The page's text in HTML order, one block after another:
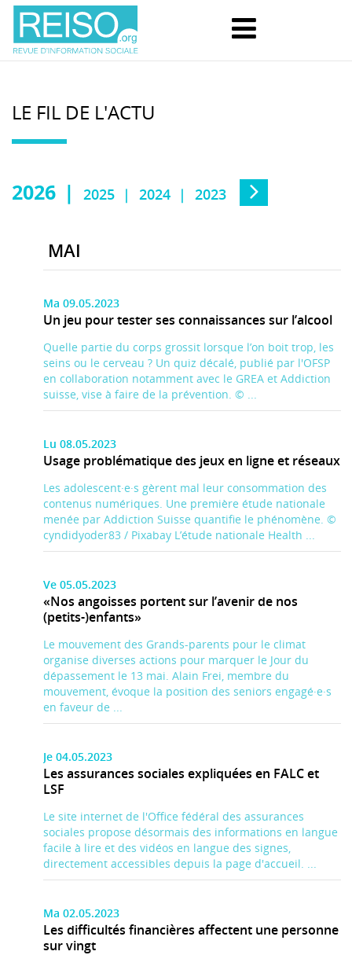
LE FIL DE L'ACTU
2026 2025 2024 2023
MAI
Ma 09.05.2023
Un jeu pour tester ses connaissances sur l’alcool
Quelle partie du corps grossit lorsque l’on boit trop, les
seins ou le cerveau ? Un quiz décalé, publié par l'OFSP
en collaboration notamment avec le GREA et Addiction
suisse, vise à faire de la prévention. © ...
Lu 08.05.2023
Usage problématique des jeux en ligne et réseaux
Les adolescent·e·s gèrent mal leur consommation des
contenus numériques. Une première étude nationale
menée par Addiction Suisse quantifie le phénomène. ©
cyndidyoder83 / Pixabay L’étude nationale Health ...
Ve 05.05.2023
«Nos angoisses portent sur l’avenir de nos
(petits-)enfants»
Le mouvement des Grands-parents pour le climat
organise diverses actions pour marquer le Jour du
dépassement le 13 mai. Alain Frei, membre du
mouvement, évoque la position des seniors engagé·e·s
en faveur de ...
Je 04.05.2023
Les assurances sociales expliquées en FALC et
LSF
Le site internet de l'Office fédéral des assurances
sociales propose désormais des informations en langue
facile à lire et des vidéos en langue des signes,
directement accessibles depuis la page d'accueil. ...
Ma 02.05.2023
Les difficultés financières affectent une personne
sur vingt